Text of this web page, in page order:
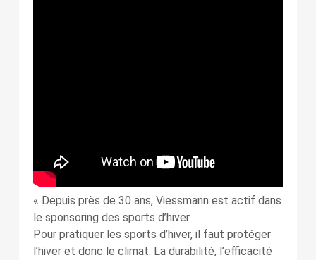
« Depuis près de 30 ans, Viessmann est actif dans
le sponsoring des sports d’hiver.
Pour pratiquer les sports d’hiver, il faut protéger
l’hiver et donc le climat. La durabilité, l’efficacité